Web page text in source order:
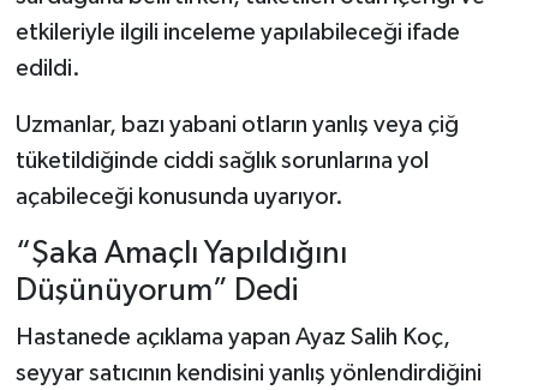
etkileriyle ilgili inceleme yapılabileceği ifade
edildi.
Uzmanlar, bazı yabani otların yanlış veya çiğ
tüketildiğinde ciddi sağlık sorunlarına yol
açabileceği konusunda uyarıyor.
“Şaka Amaçlı Yapıldığını
Düşünüyorum” Dedi
Hastanede açıklama yapan Ayaz Salih Koç,
seyyar satıcının kendisini yanlış yönlendirdiğini